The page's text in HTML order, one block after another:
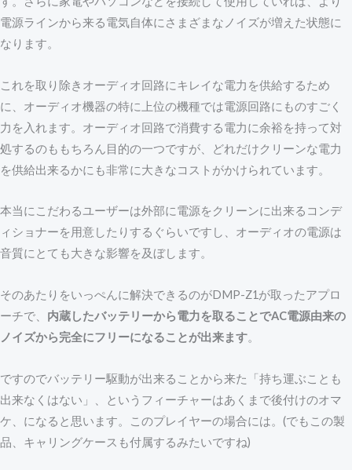
電源ラインから来る電気自体にさまざまなノイズが増えた状態に
なります。
これを取り除きオーディオ回路にキレイな電力を供給するため
に、オーディオ機器の特に上位の機種では電源回路にものすごく
力を入れます。オーディオ回路で消費する電力に余裕を持って対
処するのももちろん目的の一つですが、どれだけクリーンな電力
を供給出来るかにも非常に大きなコストがかけられています。
本当にこだわるユーザーは外部に電源をクリーンに出来るコンデ
ィショナーを用意したりするぐらいですし、オーディオの電源は
音質にとても大きな影響を及ぼします。
そのあたりをいっぺんに解決できるのがDMP-Z1が取ったアプロ
ーチで、 内蔵したバッテリーから電力を取ることでAC電源由来の
ノイズから完全にフリーになることが出来ます。
ですのでバッテリー駆動が出来ることから来た「持ち運ぶことも
出来なくはない」、というフィーチャーはあくまで後付けのオマ
ケ、になると思います。このプレイヤーの場合には。(でもこの製
品、キャリングケースも付属するみたいですね)